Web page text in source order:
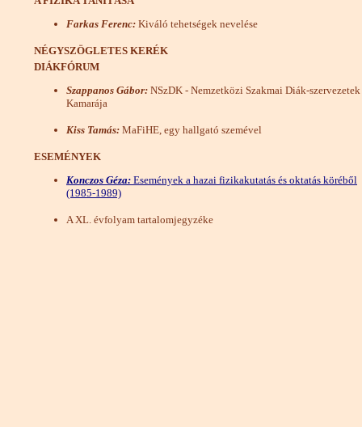
Farkas Ferenc: Kiváló tehetségek nevelése
NÉGYSZÖGLETES KERÉK
DIÁKFÓRUM
Szappanos Gábor: NSzDK - Nemzetközi Szakmai Diák-szervezetek
Kamarája
Kiss Tamás: MaFiHE, egy hallgató szemével
ESEMÉNYEK
Konczos Géza: Események a hazai fizikakutatás és oktatás köréből
(1985-1989)
A XL. évfolyam tartalomjegyzéke